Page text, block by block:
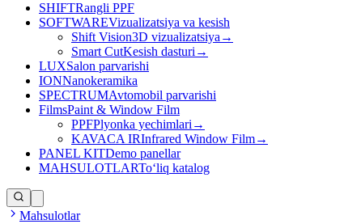
SHIFTRangli PPF
SOFTWAREVizualizatsiya va kesish
Shift Vision3D vizualizatsiya →
Smart CutKesish dasturi →
LUXSalon parvarishi
IONNanokeramika
SPECTRUMAvtomobil parvarishi
FilmsPaint & Window Film
PPFPlyonka yechimlari →
KAVACA IRInfrared Window Film→
PANEL KITDemo panellar
MAHSULOTLARToʻliq katalog
Mahsulotlar